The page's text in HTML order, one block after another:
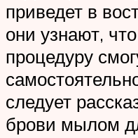
приведет в
они узнают,
процедуру
следует
брови мылом